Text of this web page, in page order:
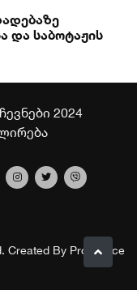
და საბოტაჟის
2024
Created By Proservice